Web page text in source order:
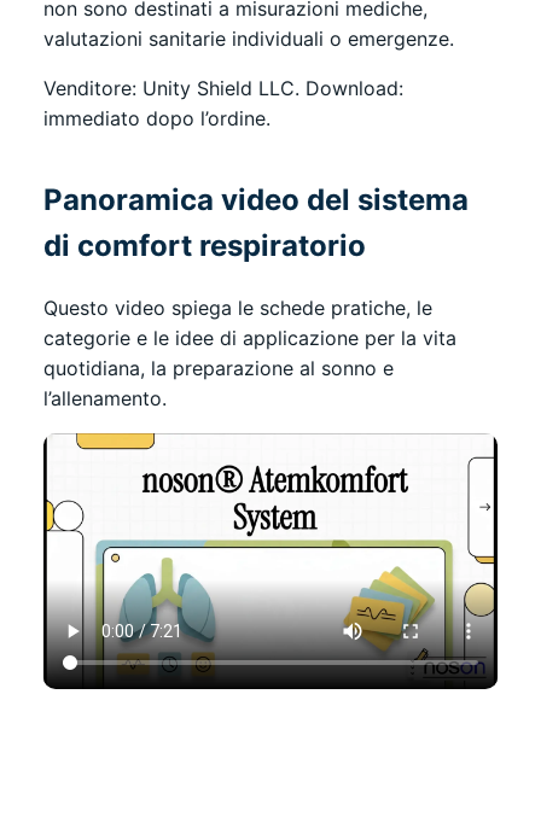
non sono destinati a misurazioni mediche,
valutazioni sanitarie individuali o emergenze.
Venditore: Unity Shield LLC. Download:
immediato dopo l’ordine.
Panoramica video del sistema
di comfort respiratorio
Questo video spiega le schede pratiche, le
categorie e le idee di applicazione per la vita
quotidiana, la preparazione al sonno e
l’allenamento.